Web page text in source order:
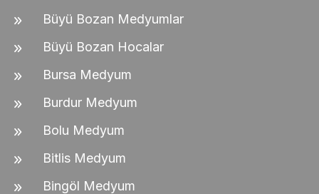
Büyü Bozan Medyumlar
Büyü Bozan Hocalar
Bursa Medyum
Burdur Medyum
Bolu Medyum
Bitlis Medyum
Bingöl Medyum